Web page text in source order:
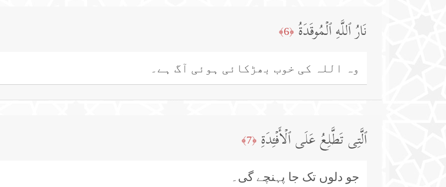
نَارُ ٱللَّهِ ٱلۡمُوقَدَةُ ﴿6﴾
وہ اللہ کی خوب بھڑکائی ہوئی آگ ہے۔
ٱلَّتِی تَطَّلِعُ عَلَى ٱلۡأَفۡـِٔدَةِ ﴿7﴾
جو دلوں تک جا پہنچے گی۔